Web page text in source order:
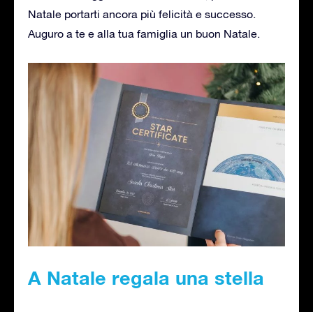
Natale portarti ancora più felicità e successo.
Auguro a te e alla tua famiglia un buon Natale.
A Natale regala una stella